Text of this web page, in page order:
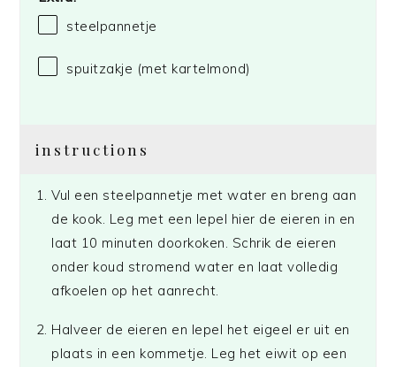
steelpannetje
spuitzakje (met kartelmond)
instructions
Vul een steelpannetje met water en breng aan
de kook. Leg met een lepel hier de eieren in en
laat 10 minuten doorkoken. Schrik de eieren
onder koud stromend water en laat volledig
afkoelen op het aanrecht.
Halveer de eieren en lepel het eigeel er uit en
plaats in een kommetje. Leg het eiwit op een